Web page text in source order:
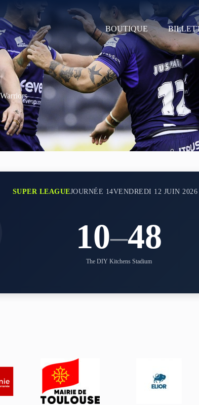
BOUTIQUE
SUPER LEAGUEJOURNÉE 14VENDREDI 12 JUIN 2026
10–48
The DIY Kitchens Stadium